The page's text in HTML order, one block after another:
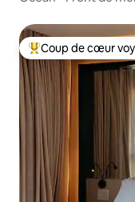
Coups de cœur
Coup de cœur